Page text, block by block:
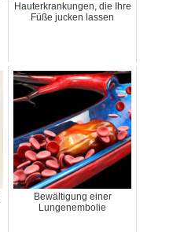
Hauterkrankungen, die Ihre
Füße jucken lassen
Bewältigung einer
Lungenembolie